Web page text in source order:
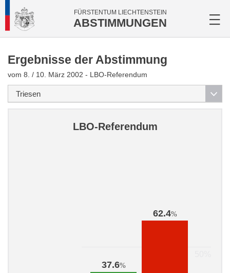
FÜRSTENTUM LIECHTENSTEIN
ABSTIMMUNGEN
Ergebnisse der Abstimmung
vom 8. / 10. März 2002 - LBO-Referendum
LBO-Referendum
37.6%
62.4%